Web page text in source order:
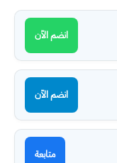
انضم الآن
انضم الآن
متابعة